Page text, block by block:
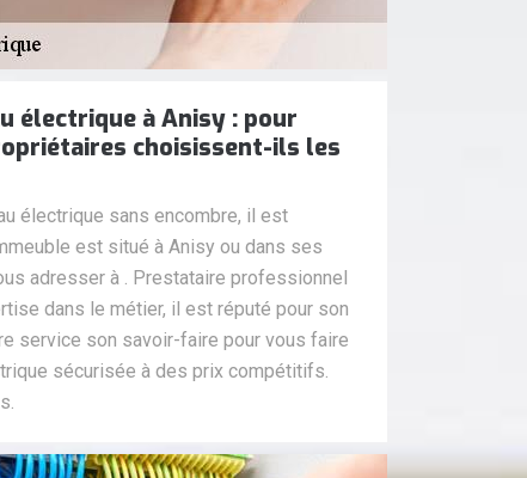
électrique à Anisy : pour
choisissent-ils les
électrique sans encombre, il est
est situé à Anisy ou dans ses
adresser à . Prestataire professionnel
dans le métier, il est réputé pour son
service son savoir-faire pour vous faire
sécurisée à des prix compétitifs.